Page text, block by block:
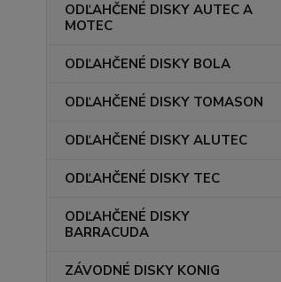
ODĽAHČENÉ DISKY AUTEC A
MOTEC
ODĽAHČENÉ DISKY BOLA
ODĽAHČENÉ DISKY TOMASON
ODĽAHČENÉ DISKY ALUTEC
ODĽAHČENÉ DISKY TEC
ODĽAHČENÉ DISKY
BARRACUDA
ZÁVODNÉ DISKY KONIG